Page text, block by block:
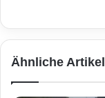
t
iÄhnliche Artikel